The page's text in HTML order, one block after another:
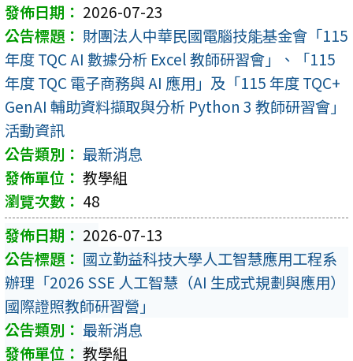
2026-07-23
財團法人中華民國電腦技能基金會「115
年度 TQC AI 數據分析 Excel 教師研習會」、「115
年度 TQC 電子商務與 AI 應用」及「115 年度 TQC+
GenAI 輔助資料擷取與分析 Python 3 教師研習會」
活動資訊
最新消息
教學組
48
2026-07-13
國立勤益科技大學人工智慧應用工程系
辦理「2026 SSE 人工智慧（AI 生成式規劃與應用）
國際證照教師研習營」
最新消息
教學組